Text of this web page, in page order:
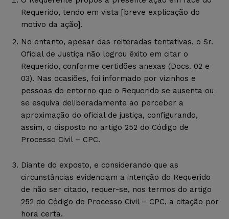
Requerido, tendo em vista [breve explicação do
motivo da ação].
No entanto, apesar das reiteradas tentativas, o Sr.
Oficial de Justiça não logrou êxito em citar o
Requerido, conforme certidões anexas (Docs. 02 e
03). Nas ocasiões, foi informado por vizinhos e
pessoas do entorno que o Requerido se ausenta ou
se esquiva deliberadamente ao perceber a
aproximação do oficial de justiça, configurando,
assim, o disposto no artigo 252 do Código de
Processo Civil – CPC.
Diante do exposto, e considerando que as
circunstâncias evidenciam a intenção do Requerido
de não ser citado, requer-se, nos termos do artigo
252 do Código de Processo Civil – CPC, a citação por
hora certa.